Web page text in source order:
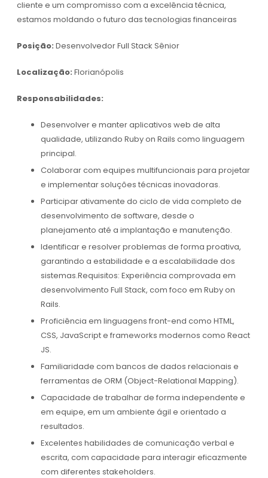
cliente e um compromisso com a excelência técnica,
estamos moldando o futuro das tecnologias financeiras
Posição: Desenvolvedor Full Stack Sênior
Localização: Florianópolis
Responsabilidades:
Desenvolver e manter aplicativos web de alta
qualidade, utilizando Ruby on Rails como linguagem
principal.
Colaborar com equipes multifuncionais para projetar
e implementar soluções técnicas inovadoras.
Participar ativamente do ciclo de vida completo de
desenvolvimento de software, desde o
planejamento até a implantação e manutenção.
Identificar e resolver problemas de forma proativa,
garantindo a estabilidade e a escalabilidade dos
sistemas.Requisitos: Experiência comprovada em
desenvolvimento Full Stack, com foco em Ruby on
Rails.
Proficiência em linguagens front-end como HTML,
CSS, JavaScript e frameworks modernos como React
JS.
Familiaridade com bancos de dados relacionais e
ferramentas de ORM (Object-Relational Mapping).
Capacidade de trabalhar de forma independente e
em equipe, em um ambiente ágil e orientado a
resultados.
Excelentes habilidades de comunicação verbal e
escrita, com capacidade para interagir eficazmente
com diferentes stakeholders.